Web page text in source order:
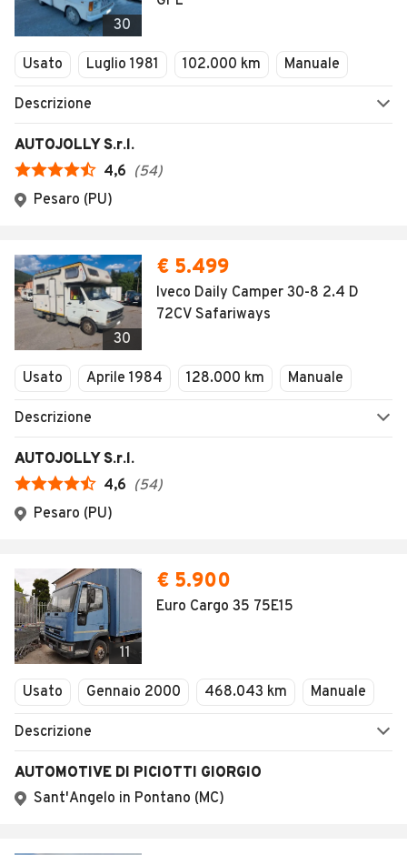
30
Usato Luglio 1981 102.000 km Manuale
Descrizione
AUTOJOLLY S.r.l.
4,6 (54)
Pesaro (PU)
30
€ 5.499
Iveco Daily Camper 30-8 2.4 D
72CV Safariways
Usato Aprile 1984 128.000 km Manuale
Descrizione
AUTOJOLLY S.r.l.
4,6 (54)
Pesaro (PU)
11
€ 5.900
Euro Cargo 35 75E15
Usato Gennaio 2000 468.043 km Manuale
Descrizione
AUTOMOTIVE DI PICIOTTI GIORGIO
Sant'Angelo in Pontano (MC)